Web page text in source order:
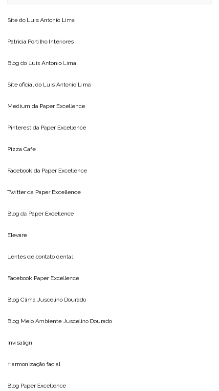
Site do Luis Antonio Lima
Patricia Portilho Interiores
Blog do Luis Antonio Lima
Site oficial do Luis Antonio Lima
Medium da Paper Excellence
Pinterest da Paper Excellence
Pizza Cafe
Facebook da Paper Excellence
Twitter da Paper Excellence
Blog da Paper Excellence
Elevare
Lentes de contato dental
Facebook Paper Excellence
Blog Clima Juscelino Dourado
Blog Meio Ambiente Juscelino Dourado
Invisalign
Harmonização facial
Blog Paper Excellence